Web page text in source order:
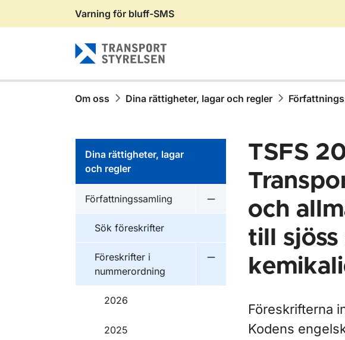
Gå till sidans innehåll
Varning för bluff-SMS
Om oss Dina rättigheter, lagar och regler
Dina rättigheter, lagar
och regler
Författningssamling
Undermeny för
Sök föreskrifter
Föreskrifter i
nummerordning
Undermeny för Föreskrifter i
2026
2025
TSFS
och
till
Föreskrifterna
Kodens